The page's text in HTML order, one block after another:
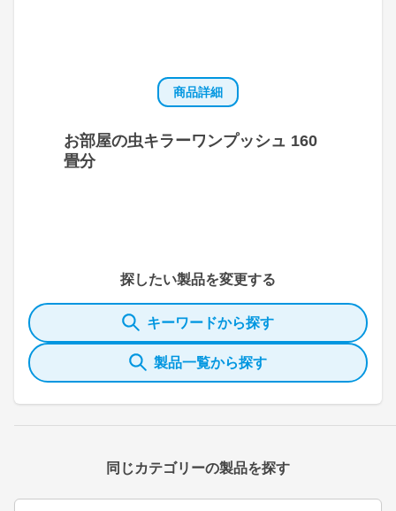
商品詳細
お部屋の虫キラーワンプッシュ 160
畳分
探したい製品を変更する
キーワードから探す
製品一覧から探す
同じカテゴリーの製品を探す